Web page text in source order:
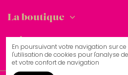
La boutique
En poursuivant votre navigation sur
l'utilisation de cookies pour l'analyse
et votre confort de navigation